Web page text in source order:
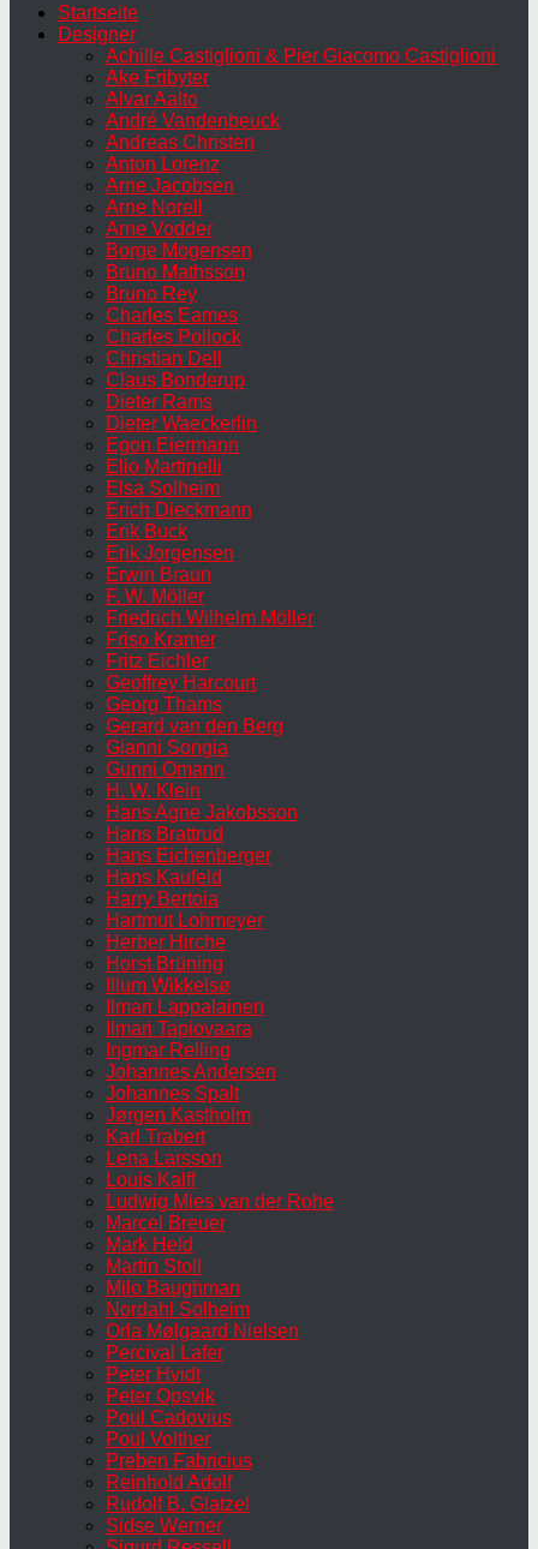
Startseite
Designer
Achille Castiglioni & Pier Giacomo Castiglioni
Ake Fribyter
Alvar Aalto
André Vandenbeuck
Andreas Christen
Anton Lorenz
Arne Jacobsen
Arne Norell
Arne Vodder
Borge Mogensen
Bruno Mathsson
Bruno Rey
Charles Eames
Charles Pollock
Christian Dell
Claus Bonderup
Dieter Rams
Dieter Waeckerlin
Egon Eiermann
Elio Martinelli
Elsa Solheim
Erich Dieckmann
Erik Buck
Erik Jorgensen
Erwin Braun
F. W. Möller
Friedrich Wilhelm Möller
Friso Kramer
Fritz Eichler
Geoffrey Harcourt
Georg Thams
Gerard van den Berg
Gianni Songia
Gunni Omann
H. W. Klein
Hans Agne Jakobsson
Hans Brattrud
Hans Eichenberger
Hans Kaufeld
Harry Bertoia
Hartmut Lohmeyer
Herber Hirche
Horst Brüning
Illum Wikkelsø
Ilmari Lappalainen
Ilmari Tapiovaara
Ingmar Relling
Johannes Andersen
Johannes Spalt
Jørgen Kastholm
Karl Trabert
Lena Larsson
Louis Kalff
Ludwig Mies van der Rohe
Marcel Breuer
Mark Held
Martin Stoll
Milo Baughman
Nordahl Solheim
Orla Mølgaard Nielsen
Percival Lafer
Peter Hvidt
Peter Opsvik
Poul Cadovius
Poul Volther
Preben Fabricius
Reinhold Adolf
Rudolf B. Glatzel
Sidse Werner